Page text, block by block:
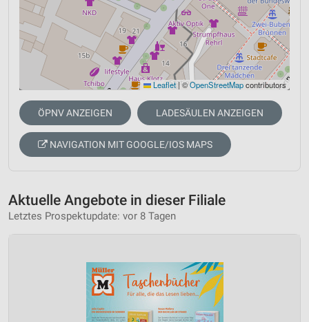
Leaflet|©OpenStreetMapcontributors
ÖPNV ANZEIGEN LADESÄULEN ANZEIGEN
NAVIGATION MIT GOOGLE/IOS MAPS
Aktuelle Angebote in dieser Filiale
Letztes Prospektupdate: vor 8 Tagen